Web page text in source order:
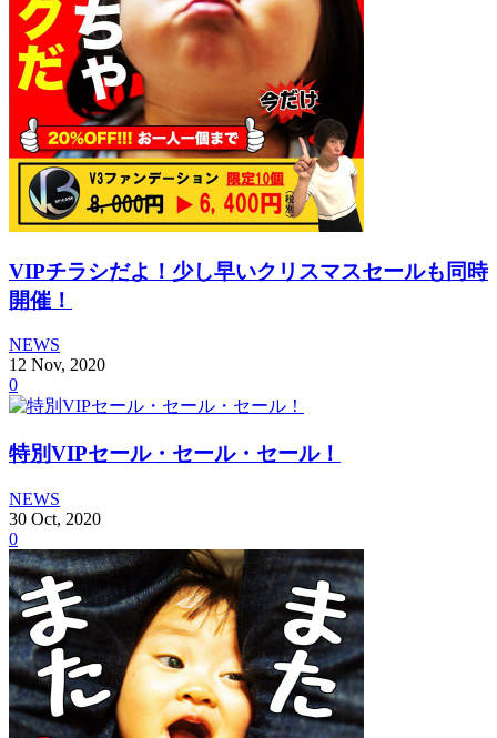
VIPチラシだよ！少し早いクリスマスセールも同時
開催！
NEWS
12 Nov, 2020
0
特別VIPセール・セール・セール！
NEWS
30 Oct, 2020
0